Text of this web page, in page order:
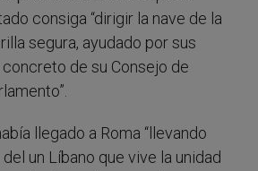
consiga “dirigir la nave de la
segura, ayudado por sus
de su Consejo de
llegado a Roma “llevando
un Líbano que vive la unidad